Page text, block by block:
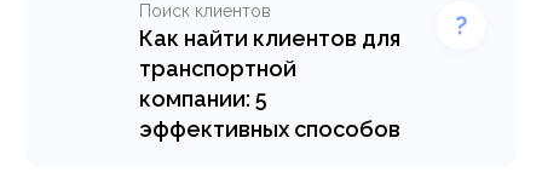
Поиск клиентов
Как найти клиентов для
транспортной
компании: 5
эффективных способов